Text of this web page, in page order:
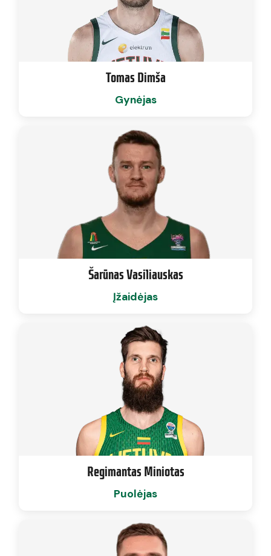
Tomas Dimša
Gynėjas
Šarūnas Vasiliauskas
Įžaidėjas
Regimantas Miniotas
Puolėjas